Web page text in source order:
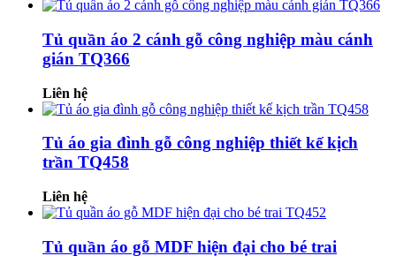
Tủ quần áo 2 cánh gỗ công nghiệp màu cánh
gián TQ366
Liên hệ
Tủ áo gia đình gỗ công nghiệp thiết kế kịch
trần TQ458
Liên hệ
Tủ quần áo gỗ MDF hiện đại cho bé trai